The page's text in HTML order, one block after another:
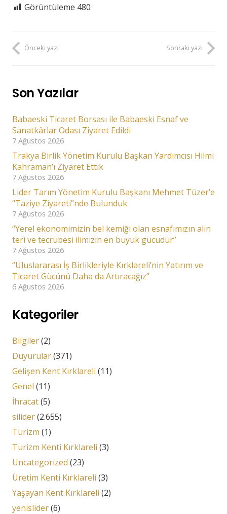
Görüntüleme 480
Önceki yazı Sonraki yazı
Son Yazılar
Babaeski Ticaret Borsası ile Babaeski Esnaf ve
Sanatkârlar Odası Ziyaret Edildi
7 Ağustos 2026
Trakya Birlik Yönetim Kurulu Başkan Yardımcısı Hilmi
Kahraman’ı Ziyaret Ettik
7 Ağustos 2026
Lider Tarım Yönetim Kurulu Başkanı Mehmet Tüzer’e
“Taziye Ziyareti”nde Bulunduk
7 Ağustos 2026
“Yerel ekonomimizin bel kemiği olan esnafımızın alın
teri ve tecrübesi ilimizin en büyük gücüdür”
7 Ağustos 2026
“Uluslararası İş Birlikleriyle Kırklareli’nin Yatırım ve
Ticaret Gücünü Daha da Artıracağız”
6 Ağustos 2026
Kategoriler
Bilgiler(2)
Duyurular(371)
Gelişen Kent Kırklareli (11)
Genel (11)
İhracat(5)
silider(2.655)
Turizm (1)
Turizm Kenti Kırklareli (3)
Uncategorized (23)
Üretim Kenti Kırklareli (3)
Yaşayan Kent Kırklareli (2)
yenislider(6)